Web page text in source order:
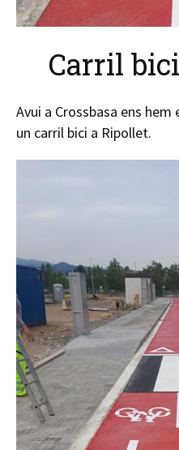
Carril
Avui a Crossbasa ens
un carril bici a Ripollet.